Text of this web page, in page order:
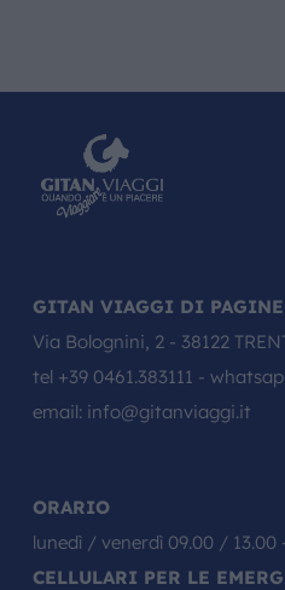
GITAN VIAGGI DI
Via Bolognini, 2 - 38122
tel +39 0461.383111 -
email: info@gitanviaggi.it
ORARIO
lunedì / venerdì 09.00 / 13.00
CELLULARI PER LE